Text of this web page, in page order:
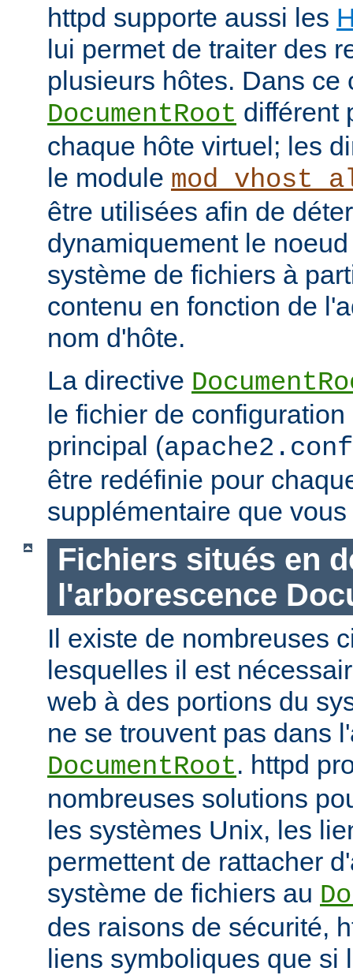
httpd supporte aussi les
lui permet de traiter des
plusieurs hôtes. Dans ce
DocumentRoot différent
chaque hôte virtuel; les
le module
être utilisées afin de
dynamiquement le
système de fichiers à
contenu en fonction de
nom d'hôte.
La directive
le fichier de
principal (apache2.conf
être redéfinie pour
supplémentaire que
Fichiers situés en
l'arborescence
Il existe de nombreuses
lesquelles il est
web à des portions du
ne se trouvent pas dans
DocumentRoot. httpd
nombreuses solutions
les systèmes Unix, les
permettent de rattacher
système de fichiers au
des raisons de sécurité,
liens symboliques que si